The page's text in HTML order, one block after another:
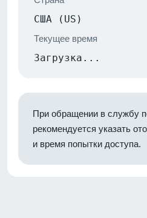
США (US)
Текущее время
Загрузка...
При обращении в службу
рекомендуется указать
и время попытки доступа.